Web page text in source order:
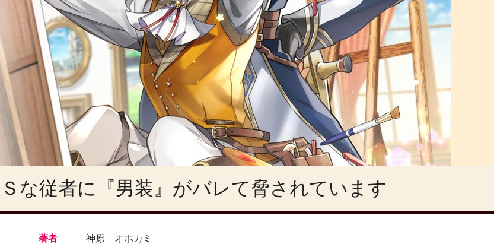
な従者に『男装』がバレて脅されています
著者
神原 オホカミ